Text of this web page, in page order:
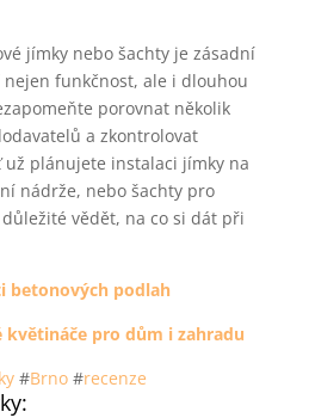
jímky nebo šachty je zásadní
funkčnost, ale i dlouhou
porovnat několik
a zkontrolovat
už plánujete instalaci jímky na
nádrže, nebo šachty pro
vědět, na co si dát při
betonových podlah
květináče pro dům i zahradu
#Brno#recenze